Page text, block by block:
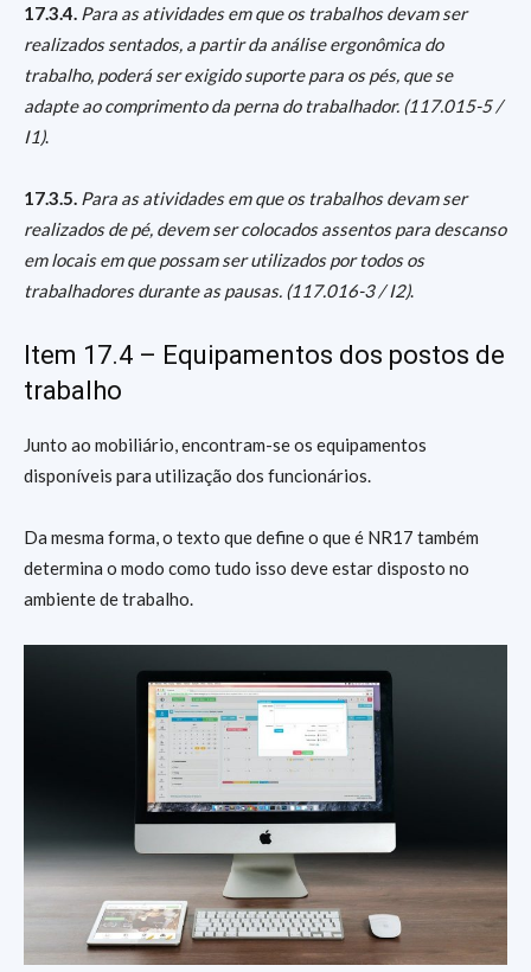
17.3.4. Para as atividades em que os trabalhos devam ser
realizados sentados, a partir da análise ergonômica do
trabalho, poderá ser exigido suporte para os pés, que se
adapte ao comprimento da perna do trabalhador. (117.015-5 /
I1).
17.3.5. Para as atividades em que os trabalhos devam ser
realizados de pé, devem ser colocados assentos para descanso
em locais em que possam ser utilizados por todos os
trabalhadores durante as pausas. (117.016-3 / I2).
Item 17.4 – Equipamentos dos postos de
trabalho
Junto ao mobiliário, encontram-se os equipamentos
disponíveis para utilização dos funcionários.
Da mesma forma, o texto que define o que é NR17 também
determina o modo como tudo isso deve estar disposto no
ambiente de trabalho.